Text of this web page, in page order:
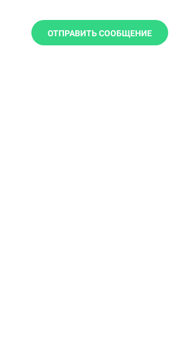
ОТПРАВИТЬ СООБЩЕНИЕ